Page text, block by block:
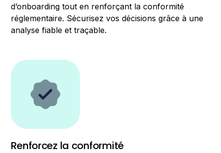
d’onboarding tout en renforçant la conformité
réglementaire. Sécurisez vos décisions grâce à une
analyse fiable et traçable.
Renforcez la conformité